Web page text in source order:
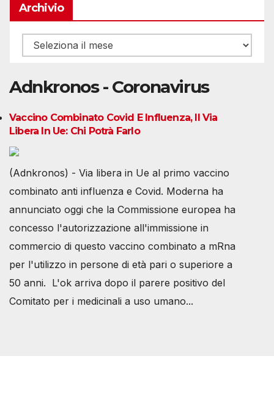
Archivio
Archivio
Adnkronos - Coronavirus
Vaccino Combinato Covid E Influenza, Il Via
Libera In Ue: Chi Potrà Farlo
(Adnkronos) - Via libera in Ue al primo vaccino
combinato anti influenza e Covid. Moderna ha
annunciato oggi che la Commissione europea ha
concesso l'autorizzazione all'immissione in
commercio di questo vaccino combinato a mRna
per l'utilizzo in persone di età pari o superiore a
50 anni. L'ok arriva dopo il parere positivo del
Comitato per i medicinali a uso umano...